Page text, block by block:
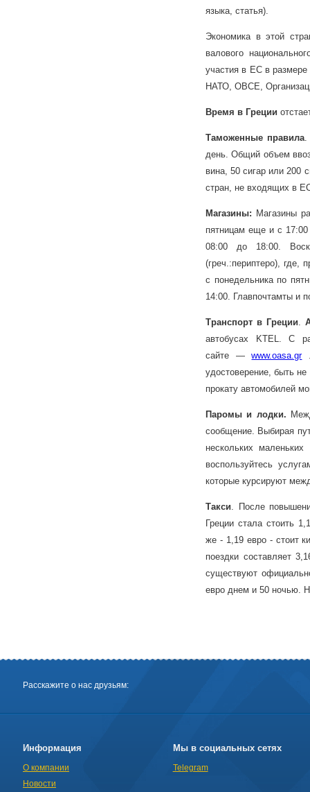
языка, статья).
Экономика в этой
валового
участия в ЕС в
НАТО, ОВСЕ,
Время в Греции
Таможенные правила.
день. Общий объем
вина, 50 сигар или 200
стран, не входящих в
Магазины: Магазины
пятницам еще и с
08:00 до 18:00.
(греч.:периптеро), где,
с понедельника по
14:00. Главпочтамты и
Транспорт в Греции.
автобусах KTEL. С
сайте —www.oasa.gr
удостоверение, быть
прокату автомобилей
Паромы и лодки.
сообщение. Выбирая
нескольких
воспользуйтесь
которые курсируют
Такси. После
Греции стала стоить
же - 1,19 евро - стоит
поездки составляет
существуют
евро днем и 50 ночью.
Расскажите о нас друзьям:
Информация
О компании
Новости
Мы в социальных сетях
Telegram